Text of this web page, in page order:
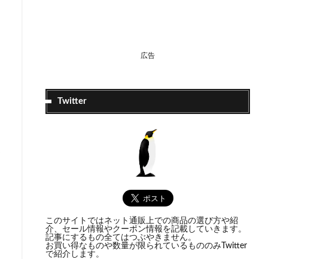
広告
Twitter
このサイトではネット通販上での商品の選び方や紹
介、セール情報やクーポン情報を記載していきます。
記事にするもの全てはつぶやきません。
お買い得なものや数量が限られているもののみTwitter
で紹介します。